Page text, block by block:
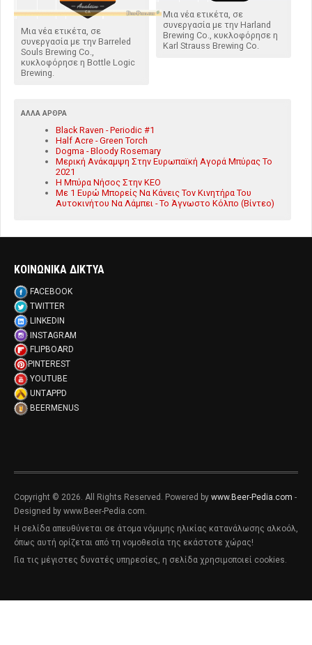
Μια νέα ετικέτα, σε
συνεργασία με την Barreled
Souls Brewing Co.,
κυκλοφόρησε η Bottle Logic
Brewing.
Μια νέα ετικέτα, σε
συνεργασία με την Harland
Brewing Co., κυκλοφόρησε η
Karl Strauss Brewing Co.
ΆΛΛΑ ΆΡΘΡΑ
Black Raven - Periodic #1
Half Acre - Green Torch
Dogma - Bloody Rosemary
Μερική Ανάκαμψη Στην Ευρωπαϊκή Αγορά Μπύρας Το
2021
Η Μπύρα Νήσος Στην ΚΕΟ
Με 1 Ευρώ Μπορείς Να Κάνεις Τον Κινητήρα Του
Αυτοκινήτου Να Λάμπει - Το Άγνωστο Κόλπο (Βίντεο)
ΚΟΙΝΩΝΙΚΑ ΔΙΚΤΥΑ
FACEBOOK
TWITTER
LINKEDIN
INSTAGRAM
FLIPBOARD
PINTEREST
YOUTUBE
UNTAPPD
BEERMENUS
Copyright © 2026. All Rights Reserved. Powered by www.Beer-Pedia.com -
Designed by www.Beer-Pedia.com.
Η σελίδα απευθύνεται σε άτομα νόμιμης ηλικίας κατανάλωσης αλκοόλ,
όπως αυτή ορίζεται από τη νομοθεσία της εκάστοτε χώρας!
Για τις μέγιστες δυνατές υπηρεσίες, η σελίδα χρησιμοποιεί cookies.